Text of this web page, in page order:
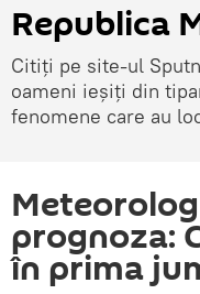
Republica
Citiți pe site-ul
oameni ieșiți din
fenomene care au
prognoza:
în prima